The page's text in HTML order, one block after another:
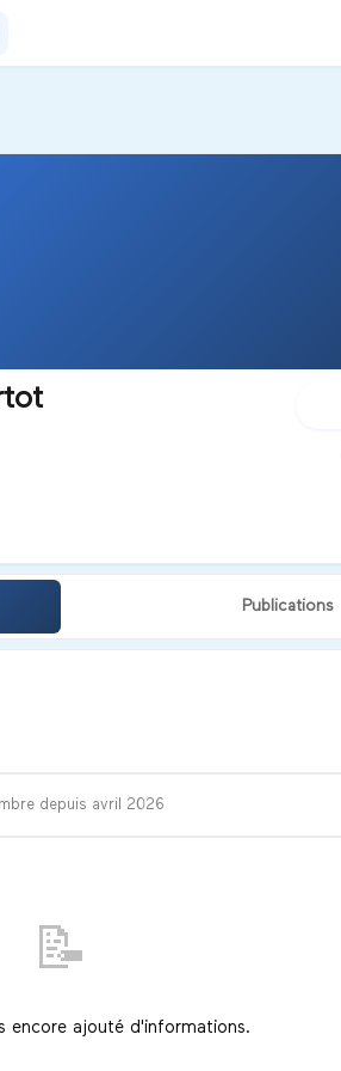
Publications
depuis avril 2026
📝
encore ajouté d'informations.